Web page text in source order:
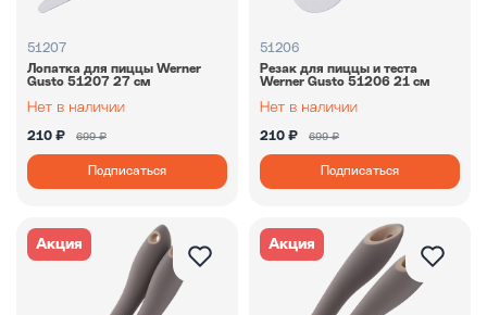
51207
Лопатка для пиццы Werner
Gusto 51207 27 см
210 ₽ 699 ₽
Подписаться
51206
Резак для пиццы и теста
Werner Gusto 51206 21 см
210 ₽ 699 ₽
Подписаться
Акция Акция